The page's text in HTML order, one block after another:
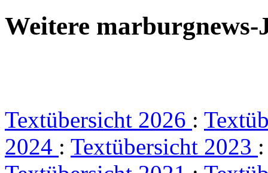
Weitere marburgnews-
Textübersicht 2026 :
2024 : Textübersicht 2023